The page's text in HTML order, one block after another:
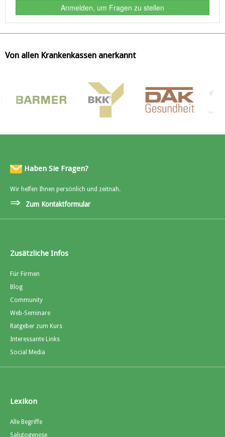
Anmelden, um Fragen zu stellen
Von allen Krankenkassen anerkannt
Haben Sie Fragen?
Wir helfen Ihnen persönlich und zeitnah.
⇒ Zum Kontaktformular
Zusätzliche Infos
Für Firmen
Blog
Community
Web-Seminare
Ratgeber zum Kurs
Interessante Links
Social Media
Lexikon
Alle Begriffe
Salutogenese